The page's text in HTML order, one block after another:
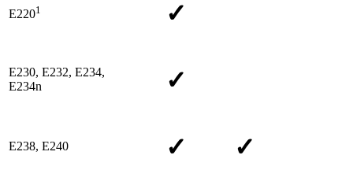
E2201 ✓
E230, E232, E234,
E234n
✓
E238, E240 ✓ ✓